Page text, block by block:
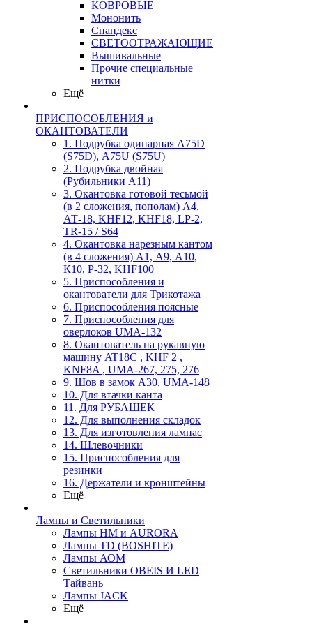
КОВРОВЫЕ
Мононить
Спандекс
СВЕТООТРАЖАЮЩИЕ
Вышивальные
Прочие специальные
нитки
Ещё
ПРИСПОСОБЛЕНИЯ и
ОКАНТОВАТЕЛИ
1. Подрубка одинарная А75D
(S75D), А75U (S75U)
2. Подрубка двойная
(Рубильники А11)
3. Окантовка готовой тесьмой
(в 2 сложения, пополам) А4,
АТ-18, KHF12, KHF18, LP-2,
TR-15 / S64
4. Окантовка нарезным кантом
(в 4 сложения) А1, А9, А10,
К10, Р-32, KHF100
5. Приспособления и
окантователи для Трикотажа
6. Приспособления поясные
7. Приспособления для
оверлоков UMA-132
8. Окантователь на рукавную
машину AT18C , KHF 2 ,
KNF8A , UMA-267, 275, 276
9. Шов в замок А30, UMA-148
10. Для втачки канта
11. Для РУБАШЕК
12. Для выполнения складок
13. Для изготовления лампас
14. Шлевочники
15. Приспособления для
резинки
16. Держатели и кронштейны
Ещё
Лампы и Светильники
Лампы HM и AURORA
Лампы TD (BOSHITE)
Лампы АОМ
Светильники OBEIS И LED
Тайвань
Лампы JACK
Ещё